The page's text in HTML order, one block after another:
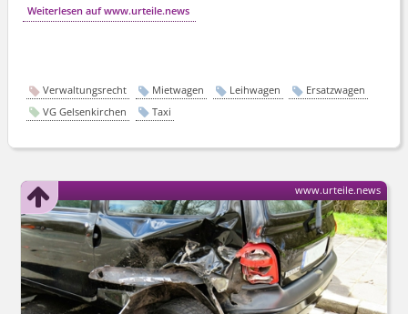
Weiterlesen auf www.urteile.news
Verwaltungsrecht Mietwagen Leihwagen
Ersatzwagen
VG Gelsenkirchen
Taxi
www.urteile.news